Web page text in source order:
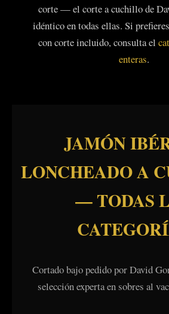
corte — el corte a cuchillo de
idéntico en todas ellas. Si
con corte incluido, consulta el
enteras.
JAMÓN
LONCHEADO A
— TODAS
Cortado bajo pedido por David
selección experta en sobres al